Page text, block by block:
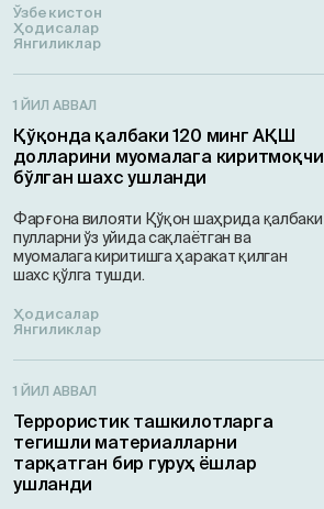
Ўзбекистон
Ҳодисалар
Янгиликлар
1 ЙИЛ АВВАЛ
Қўқонда қалбаки 120 минг АҚШ
долларини муомалага киритмоқчи
бўлган шахс ушланди
Фарғона вилояти Қўқон шаҳрида қалбаки
пулларни ўз уйида сақлаётган ва
муомалага киритишга ҳаракат қилган
шахс қўлга тушди.
Ҳодисалар
Янгиликлар
1 ЙИЛ АВВАЛ
Террористик ташкилотларга
тегишли материалларни
тарқатган бир гуруҳ ёшлар
ушланди